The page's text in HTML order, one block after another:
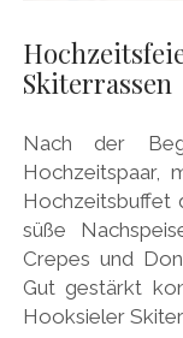
Skiterrassen
Nach der
Hochzeitspaar,
Hochzeitsbuffet
süße
Crepes und
Gut gestärkt
Hooksieler